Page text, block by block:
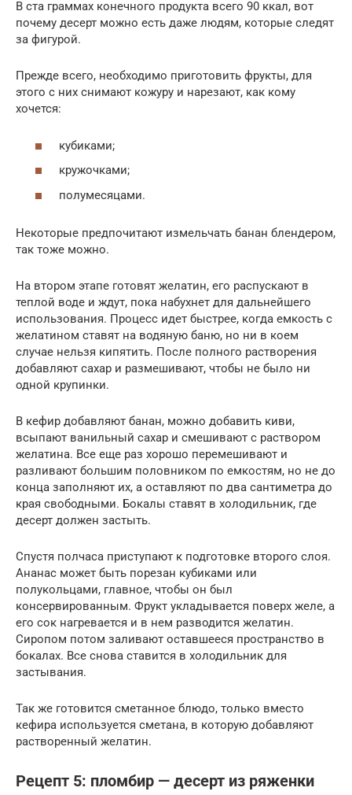
В ста граммах конечного продукта всего 90 ккал, вот
почему десерт можно есть даже людям, которые следят
за фигурой.
Прежде всего, необходимо приготовить фрукты, для
этого с них снимают кожуру и нарезают, как кому
хочется:
кубиками;
кружочками;
полумесяцами.
Некоторые предпочитают измельчать банан блендером,
так тоже можно.
На втором этапе готовят желатин, его распускают в
теплой воде и ждут, пока набухнет для дальнейшего
использования. Процесс идет быстрее, когда емкость с
желатином ставят на водяную баню, но ни в коем
случае нельзя кипятить. После полного растворения
добавляют сахар и размешивают, чтобы не было ни
одной крупинки.
В кефир добавляют банан, можно добавить киви,
всыпают ванильный сахар и смешивают с раствором
желатина. Все еще раз хорошо перемешивают и
разливают большим половником по емкостям, но не до
конца заполняют их, а оставляют по два сантиметра до
края свободными. Бокалы ставят в холодильник, где
десерт должен застыть.
Спустя полчаса приступают к подготовке второго слоя.
Ананас может быть порезан кубиками или
полукольцами, главное, чтобы он был
консервированным. Фрукт укладывается поверх желе, а
его сок нагревается и в нем разводится желатин.
Сиропом потом заливают оставшееся пространство в
бокалах. Все снова ставится в холодильник для
застывания.
Так же готовится сметанное блюдо, только вместо
кефира используется сметана, в которую добавляют
растворенный желатин.
Рецепт 5: пломбир — десерт из ряженки